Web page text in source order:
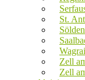
St.
Sölden
Zell
Zell